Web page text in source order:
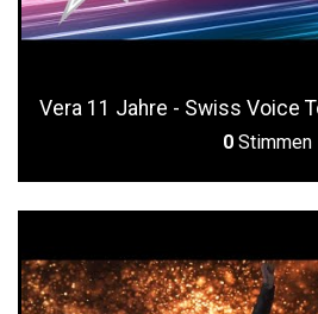
Vera 11 Jahre - Swiss Voice
0 Stimmen